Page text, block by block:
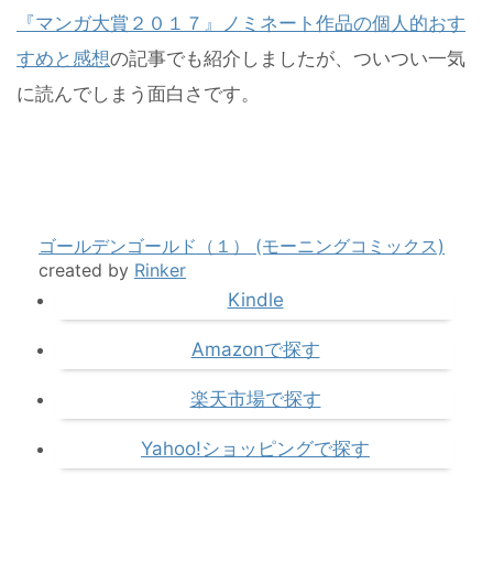
『マンガ大賞２０１７』ノミネート作品の個人的おす
すめと感想の記事でも紹介しましたが、ついつい一気
に読んでしまう面白さです。
ゴールデンゴールド（１） (モーニングコミックス)
created by Rinker
Kindle
Amazonで探す
楽天市場で探す
Yahoo!ショッピングで探す